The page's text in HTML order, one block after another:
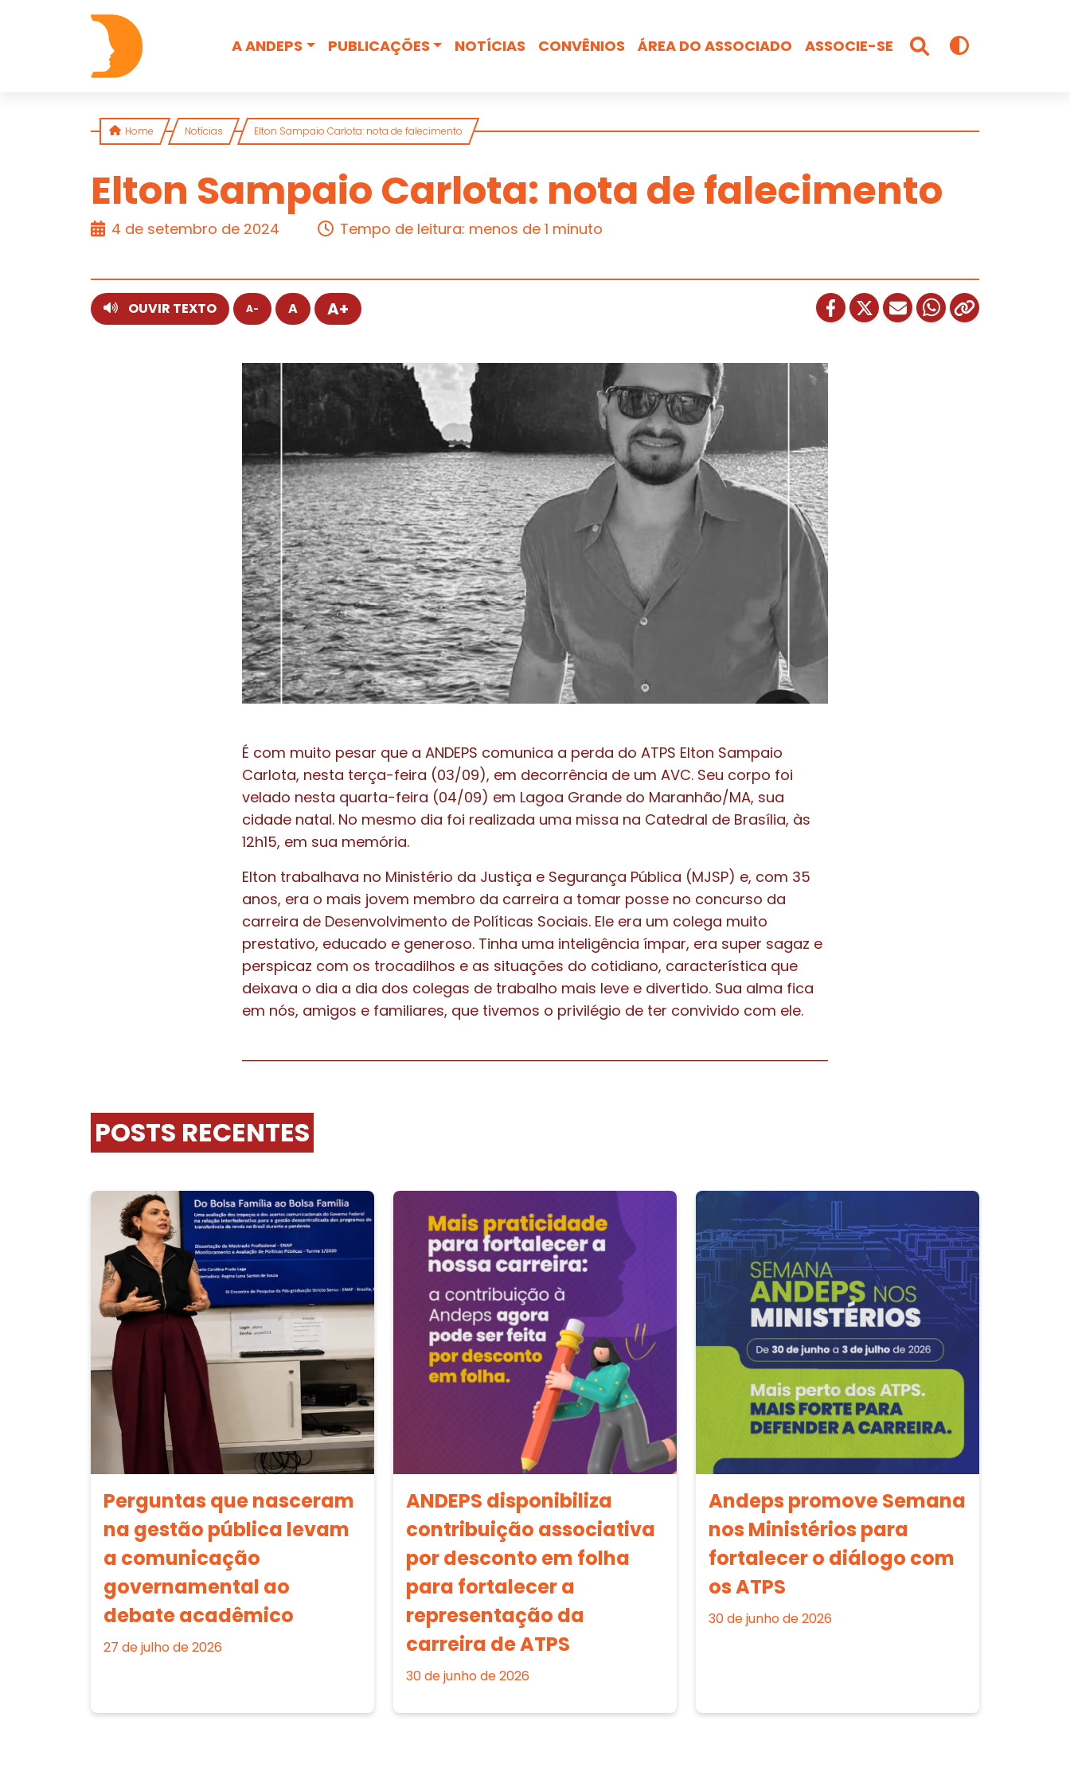
Skip to content
A ANDEPS
PUBLICAÇÕES NOTÍCIAS CONVÊNIOS ÁREA DO ASSOCIADO ASSOCIE-SE
Busca
ARTIGO
Home Notícias Elton Sampaio Carlota: nota de falecimento
Elton Sampaio Carlota: nota de falecimento
4 de setembro de 2024 Tempo de leitura: menos de 1 minuto
OUVIR TEXTO A- A A+
É com muito pesar que a ANDEPS comunica a perda do ATPS Elton Sampaio
Carlota, nesta terça-feira (03/09), em decorrência de um AVC. Seu corpo foi
velado nesta quarta-feira (04/09) em Lagoa Grande do Maranhão/MA, sua
cidade natal. No mesmo dia foi realizada uma missa na Catedral de Brasília, às
12h15, em sua memória.
Elton trabalhava no Ministério da Justiça e Segurança Pública (MJSP) e, com 35
anos, era o mais jovem membro da carreira a tomar posse no concurso da
carreira de Desenvolvimento de Políticas Sociais. Ele era um colega muito
prestativo, educado e generoso. Tinha uma inteligência ímpar, era super sagaz e
perspicaz com os trocadilhos e as situações do cotidiano, característica que
deixava o dia a dia dos colegas de trabalho mais leve e divertido. Sua alma fica
em nós, amigos e familiares, que tivemos o privilégio de ter convivido com ele.
POSTS RECENTES
Perguntas que nasceram
na gestão pública levam
a comunicação
governamental ao
debate acadêmico
27 de julho de 2026
ANDEPS disponibiliza
contribuição associativa
por desconto em folha
para fortalecer a
representação da
carreira de ATPS
30 de junho de 2026
Andeps promove Semana
nos Ministérios para
fortalecer o diálogo com
os ATPS
30 de junho de 2026